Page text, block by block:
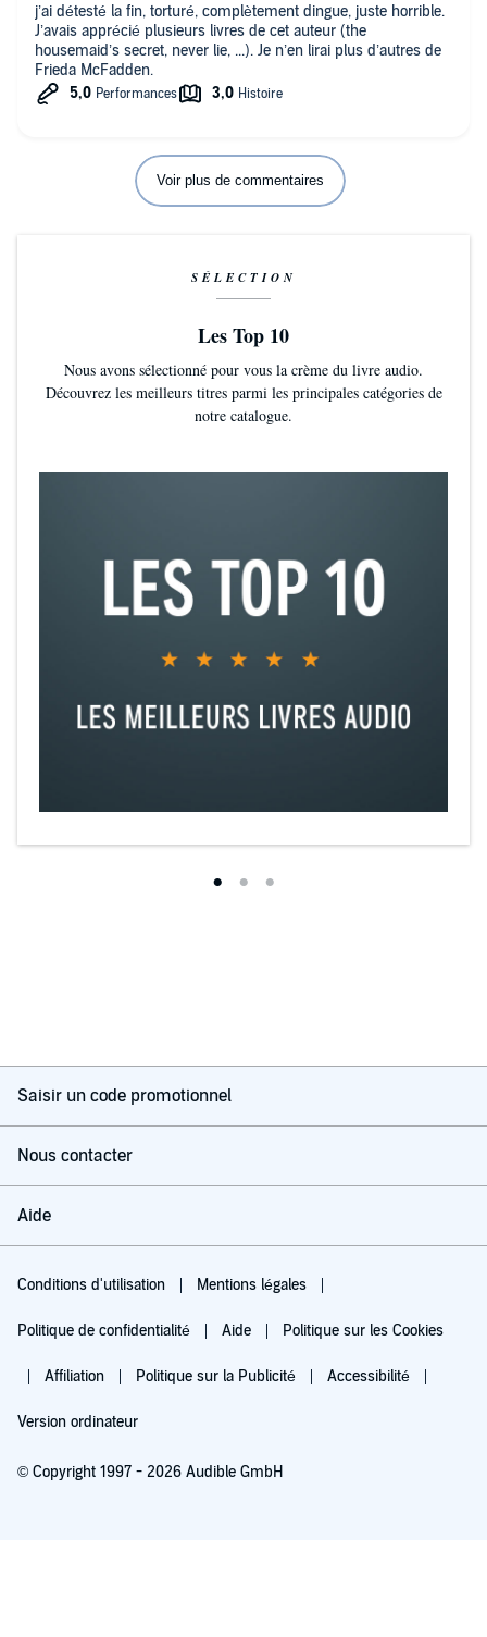
j’ai détesté la fin, torturé, complètement dingue, juste horrible.
J’avais apprécié plusieurs livres de cet auteur (the
housemaid’s secret, never lie, ...). Je n’en lirai plus d’autres de
Frieda McFadden.
Voir plus de commentaires
SÉLECTION
Les Top 10
Nous avons sélectionné pour vous la crème du livre audio.
Découvrez les meilleurs titres parmi les principales catégories de
notre catalogue.
Saisir un code promotionnel
Nous contacter
Aide
Conditions d'utilisation Mentions légales
Politique de confidentialité Aide Politique sur les Cookies
Affiliation Politique sur la Publicité Accessibilité
Version ordinateur
© Copyright 1997 - 2026 Audible GmbH